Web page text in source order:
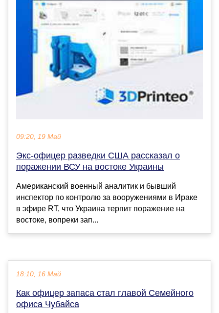
09:20, 19 Май
Экс-офицер разведки США рассказал о
поражении ВСУ на востоке Украины
Американский военный аналитик и бывший
инспектор по контролю за вооружениями в Ираке
в эфире RT, что Украина терпит поражение на
востоке, вопреки зап...
18:10, 16 Май
Как офицер запаса стал главой Семейного
офиса Чубайса